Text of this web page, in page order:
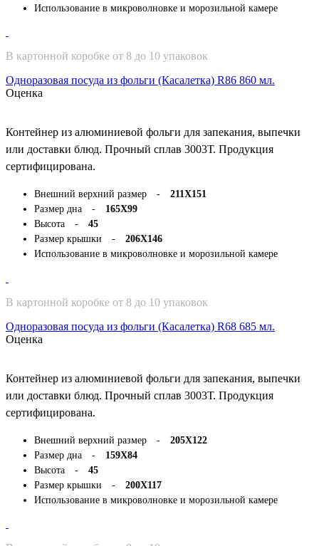
Использование в микроволновке и морозильной камере
В картонной коробке от 8 до 10 упаковок
Одноразовая посуда из фольги (Касалетка) R86 860 мл.
Оценка
Контейнер из алюминиевой фольги для запекания, выпечки
или доставки блюд. Прочный сплав 3003Т. Продукция
сертифицирована.
Внешний верхний размер - 211Х151
Размер дна - 165Х99
Высота - 45
Размер крышки - 206Х146
Использование в микроволновке и морозильной камере
В картонной коробке от 8 до 10 упаковок
Одноразовая посуда из фольги (Касалетка) R68 685 мл.
Оценка
Контейнер из алюминиевой фольги для запекания, выпечки
или доставки блюд. Прочный сплав 3003Т. Продукция
сертифицирована.
Внешний верхний размер - 205Х122
Размер дна - 159Х84
Высота - 45
Размер крышки - 200Х117
Использование в микроволновке и морозильной камере